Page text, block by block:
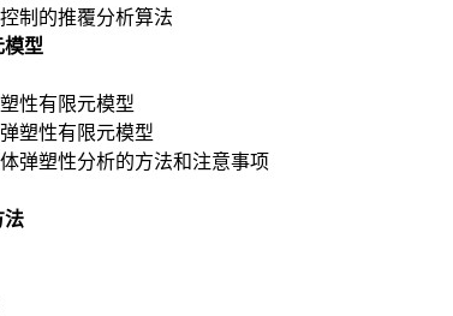
制的推覆分析算法
模型
性有限元模型
塑性有限元模型
弹塑性分析的方法和注意事项
法